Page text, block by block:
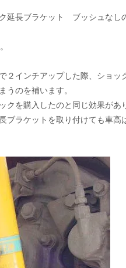
延長ブラケット ブッシュなし
２インチアップした際、ショッ
うのを補います。
クを購入したのと同じ効果があ
ブラケットを取り付けても車高